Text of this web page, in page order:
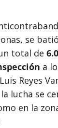
se
total de
a
Reyes
lucha se
en la